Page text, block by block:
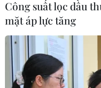
Công suất lọc dầu
mặt áp lực tăng